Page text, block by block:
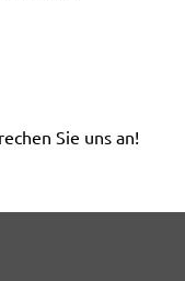
Sie uns an!